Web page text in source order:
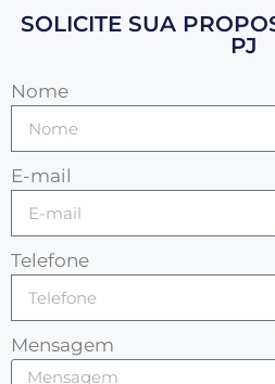
SOLICITE SUA
PJ
Nome
E-mail
Telefone
Mensagem